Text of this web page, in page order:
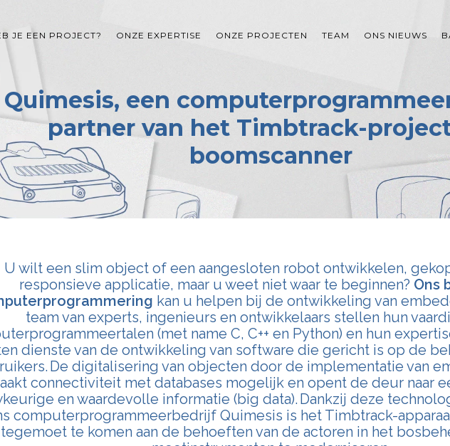
JE EEN PROJECT? ONZE EXPERTISE ONZE PROJECTEN TEAM ONS NIEUWS
Quimesis, een
partner van het Timbtrack-
boomscanner
U wilt een slim object of een aangesloten robot ontwikkelen,
responsieve applicatie, maar u weet niet waar te beginnen? Ons
kan u helpen bij de ontwikkeling van
team van experts, ingenieurs en ontwikkelaars stellen hun
(met name C, C++ en Python) en hun
dienste van de ontwikkeling van software die gericht is op de
De digitalisering van objecten door de implementatie van
connectiviteit met databases mogelijk en opent de deur naar
en waardevolle informatie (big data). Dankzij deze
computerprogrammeerbedrijf Quimesis is het Timbtrack-
tegemoet te komen aan de behoeften van de actoren in het